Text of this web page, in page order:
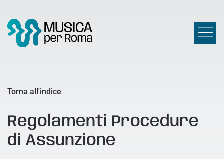
Torna all'indice
Regolamenti Procedure
di Assunzione